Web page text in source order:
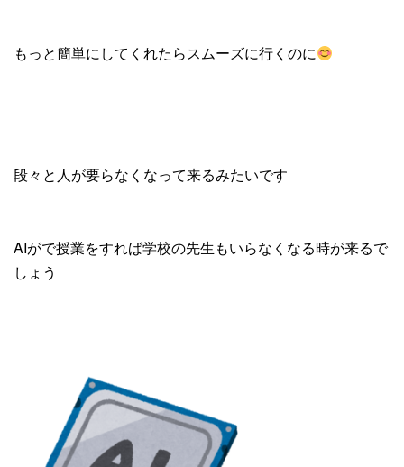
もっと簡単にしてくれたらスムーズに行くのに
段々と人が要らなくなって来るみたいです
AIがで授業をすれば学校の先生もいらなくなる時が来るで
しょう